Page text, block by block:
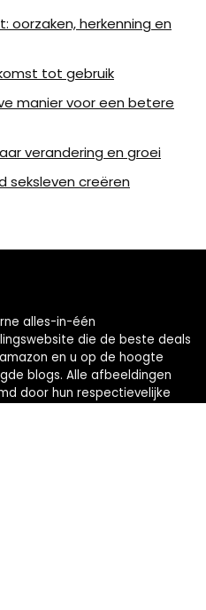
oorzaken, herkenning en
tot gebruik
manier voor een betere
verandering en groei
seksleven creëren
alles-in-één
die de beste deals
en u op de hoogte
blogs. Alle afbeeldingen
door hun respectievelijke